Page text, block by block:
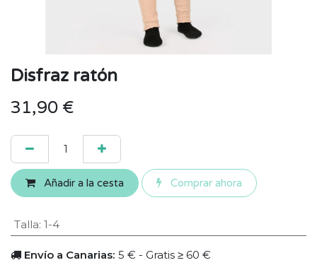
Disfraz ratón
31,90 €
Añadir a la cesta Comprar ahora
Talla: 1-4
Envío a Canarias: 5 € - Gratis ≥ 60 €